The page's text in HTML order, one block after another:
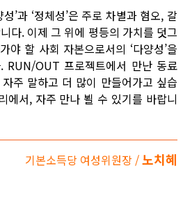
’과 ‘정체성’은 주로 차별과 혐오, 갈
다. 이제 그 위에 평등의 가치를 덧그
야 할 사회 자본으로서의 ‘다양성’을
RUN/OUT 프로젝트에서 만난 동료
주 말하고 더 많이 만들어가고 싶습
에서, 자주 만나 뵐 수 있기를 바랍니
기본소득당 여성위원장 /노치혜